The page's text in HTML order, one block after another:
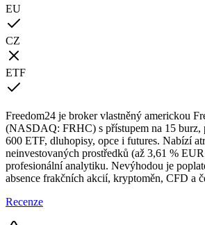
EU
CZ
ETF
Freedom24 je broker vlastněný americkou
(NASDAQ: FRHC) s přístupem na 15 burz,
600 ETF, dluhopisy, opce i futures. Nabízí
neinvestovaných prostředků (až 3,61 %
profesionální analytiku. Nevýhodou je
absence frakčních akcií, kryptoměn, CFD a
Recenze